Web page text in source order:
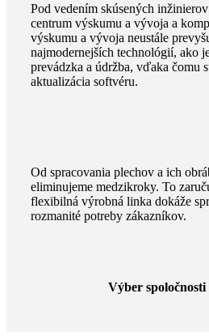
Pod vedením skúsených
centrum výskumu a vývoja a
výskumu a vývoja neustále
najmodernejších technológií, ako
prevádzka a údržba, vďaka čomu
aktualizácia softvéru.
Od spracovania plechov a ich
eliminujeme medzikroky. To
flexibilná výrobná linka dokáže
rozmanité potreby zákazníkov.
Výber